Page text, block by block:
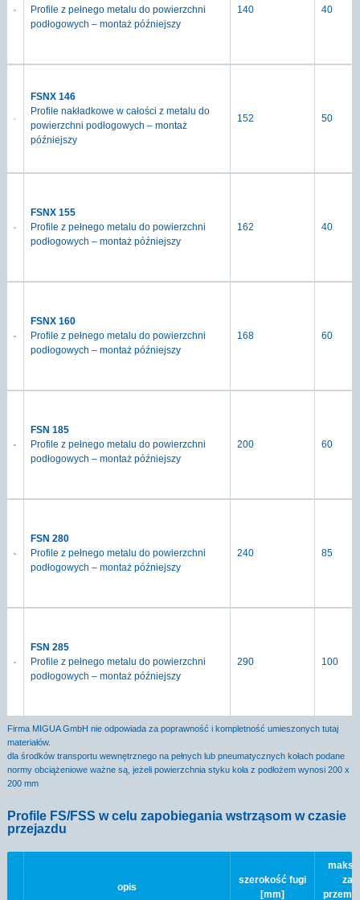
Profile z pełnego metalu do powierzchni
podłogowych – montaż późniejszy
140 40
FSNX 146
Profile nakładkowe w całości z metalu do
powierzchni podłogowych – montaż
późniejszy
152 50
FSNX 155
Profile z pełnego metalu do powierzchni
podłogowych – montaż późniejszy
162 40
FSNX 160
Profile z pełnego metalu do powierzchni
podłogowych – montaż późniejszy
168 60
FSN 185
Profile z pełnego metalu do powierzchni
podłogowych – montaż późniejszy
200 60
FSN 280
Profile z pełnego metalu do powierzchni
podłogowych – montaż późniejszy
240 85
FSN 285
Profile z pełnego metalu do powierzchni
podłogowych – montaż późniejszy
290 100
Firma MIGUA GmbH nie odpowiada za poprawność i kompletność umieszonych tutaj
materiałów.
dla środków transportu wewnętrznego na pełnych lub pneumatycznych kołach podane
normy obciążeniowe ważne są, jeżeli powierzchnia styku koła z podłożem wynosi 200 x
200 mm
Profile FS/FSS w celu zapobiegania wstrząsom w czasie
przejazdu
opis
szerokość fugi
[mm]